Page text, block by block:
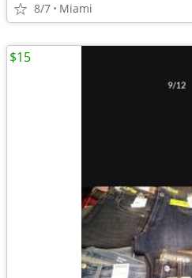
8/7 Miami
$15